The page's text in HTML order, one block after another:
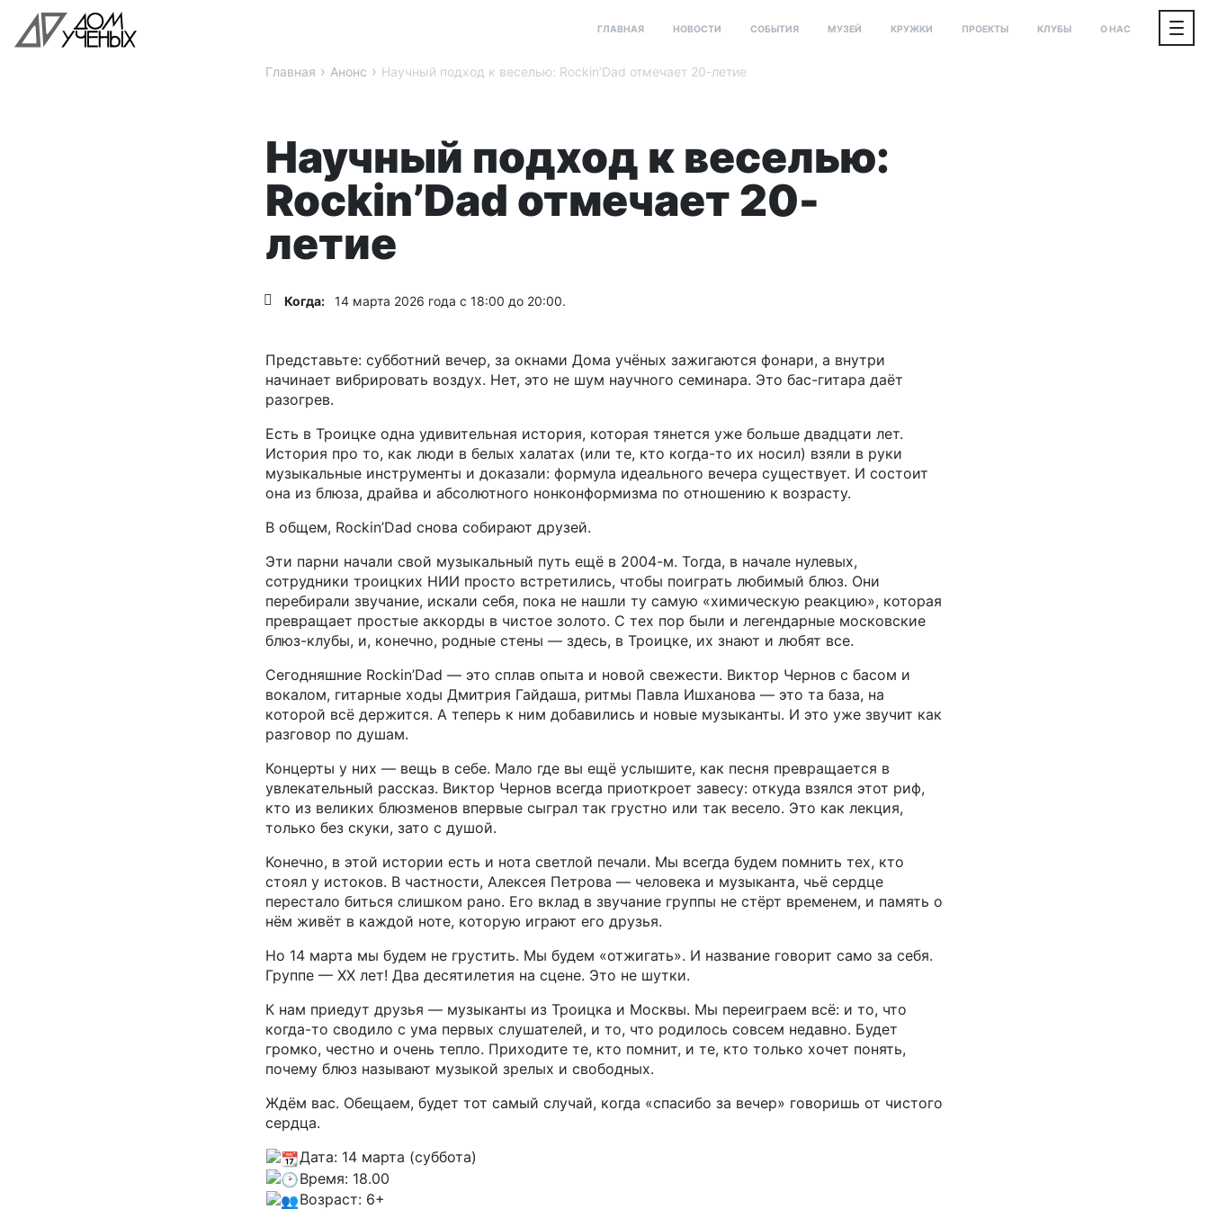
ГЛАВНАЯ НОВОСТИ СОБЫТИЯ МУЗЕЙ КРУЖКИ ПРОЕКТЫ КЛУБЫ О НАС
Главная › Анонс › Научный подход к веселью: Rockin’Dad отмечает 20-летие
Научный подход к веселью:
Rockin’Dad отмечает 20-
летие
Когда: 14 марта 2026 года с 18:00 до 20:00.
Представьте: субботний вечер, за окнами Дома учёных зажигаются фонари, а внутри
начинает вибрировать воздух. Нет, это не шум научного семинара. Это бас-гитара даёт
разогрев.
Есть в Троицке одна удивительная история, которая тянется уже больше двадцати лет.
История про то, как люди в белых халатах (или те, кто когда-то их носил) взяли в руки
музыкальные инструменты и доказали: формула идеального вечера существует. И состоит
она из блюза, драйва и абсолютного нонконформизма по отношению к возрасту.
В общем, Rockin’Dad снова собирают друзей.
Эти парни начали свой музыкальный путь ещё в 2004-м. Тогда, в начале нулевых,
сотрудники троицких НИИ просто встретились, чтобы поиграть любимый блюз. Они
перебирали звучание, искали себя, пока не нашли ту самую «химическую реакцию», которая
превращает простые аккорды в чистое золото. С тех пор были и легендарные московские
блюз-клубы, и, конечно, родные стены — здесь, в Троицке, их знают и любят все.
Сегодняшние Rockin’Dad — это сплав опыта и новой свежести. Виктор Чернов с басом и
вокалом, гитарные ходы Дмитрия Гайдаша, ритмы Павла Ишханова — это та база, на
которой всё держится. А теперь к ним добавились и новые музыканты. И это уже звучит как
разговор по душам.
Концерты у них — вещь в себе. Мало где вы ещё услышите, как песня превращается в
увлекательный рассказ. Виктор Чернов всегда приоткроет завесу: откуда взялся этот риф,
кто из великих блюзменов впервые сыграл так грустно или так весело. Это как лекция,
только без скуки, зато с душой.
Конечно, в этой истории есть и нота светлой печали. Мы всегда будем помнить тех, кто
стоял у истоков. В частности, Алексея Петрова — человека и музыканта, чьё сердце
перестало биться слишком рано. Его вклад в звучание группы не стёрт временем, и память о
нём живёт в каждой ноте, которую играют его друзья.
Но 14 марта мы будем не грустить. Мы будем «отжигать». И название говорит само за себя.
Группе — ХХ лет! Два десятилетия на сцене. Это не шутки.
К нам приедут друзья — музыканты из Троицка и Москвы. Мы переиграем всё: и то, что
когда-то сводило с ума первых слушателей, и то, что родилось совсем недавно. Будет
громко, честно и очень тепло. Приходите те, кто помнит, и те, кто только хочет понять,
почему блюз называют музыкой зрелых и свободных.
Ждём вас. Обещаем, будет тот самый случай, когда «спасибо за вечер» говоришь от чистого
сердца.
Дата: 14 марта (суббота)
Время: 18.00
Возраст: 6+